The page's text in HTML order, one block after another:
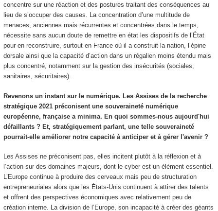
concentre sur une réaction et des postures traitant des conséquences au
lieu de s’occuper des causes. La concentration d’une multitude de
menaces, anciennes mais récurrentes et concentrées dans le temps,
nécessite sans aucun doute de remettre en état les dispositifs de l’État
pour en reconstruire, surtout en France où il a construit la nation, l’épine
dorsale ainsi que la capacité d’action dans un régalien moins étendu mais
plus concentré, notamment sur la gestion des insécurités (sociales,
sanitaires, sécuritaires).
Revenons un instant sur le numérique. Les Assises de la recherche
stratégique 2021 préconisent une souveraineté numérique
européenne, française a minima. En quoi sommes-nous aujourd'hui
défaillants ? Et, stratégiquement parlant, une telle souveraineté
pourrait-elle améliorer notre capacité à anticiper et à gérer l'avenir ?
Les Assises ne préconisent pas, elles incitent plutôt à la réflexion et à
l’action sur des domaines majeurs, dont le cyber est un élément essentiel.
L’Europe continue à produire des cerveaux mais peu de structuration
entrepreneuriales alors que les États-Unis continuent à attirer des talents
et offrent des perspectives économiques avec relativement peu de
création interne. La division de l’Europe, son incapacité à créer des géants